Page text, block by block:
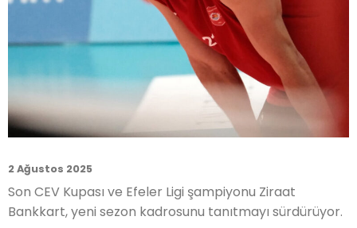
2 Ağustos 2025
Son CEV Kupası ve Efeler Ligi şampiyonu Ziraat
Bankkart, yeni sezon kadrosunu tanıtmayı sürdürüyor.